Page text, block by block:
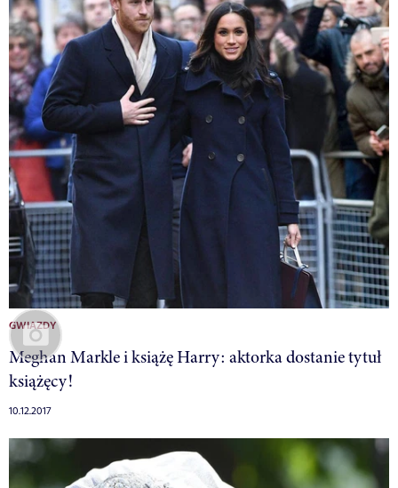
GWIAZDY
Meghan Markle i książę Harry: aktorka dostanie tytuł
książęcy!
10.12.2017